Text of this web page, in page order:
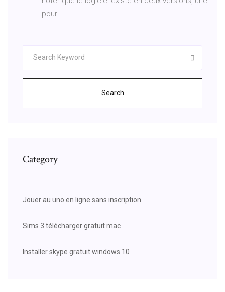
pour
Search
Category
Jouer au uno en ligne sans inscription
Sims 3 télécharger gratuit mac
Installer skype gratuit windows 10